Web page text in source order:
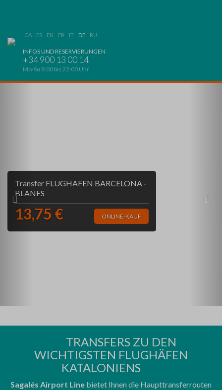
CA ES EN FR IT DE RU
INFOS UND RESERVIERUNGEN
+34 900 13 00 14
Mo-Su 8:00 bis 22:00 Uhr
Transfer FLUGHAFEN BARCELONA -
BLANES
13,75 € ONLINE-KAUF
TRANSFERS ZU DEN
WICHTIGSTEN FLUGHÄFEN
KATALONIENS
Sagalés Airport Line bietet Ihnen die Haupttransferrouten